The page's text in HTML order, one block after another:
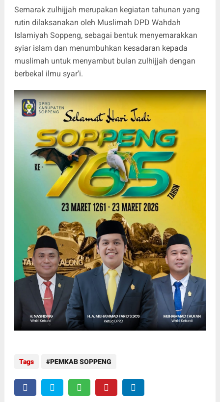
Semarak zulhijjah merupakan kegiatan tahunan yang
rutin dilaksanakan oleh Muslimah DPD Wahdah
Islamiyah Soppeng, sebagai bentuk menyemarakkan
syiar islam dan menumbuhkan kesadaran kepada
muslimah untuk menyambut bulan zulhijjah dengan
berbekal ilmu syar'i.
Tags PEMKAB SOPPENG